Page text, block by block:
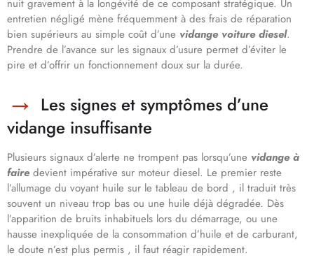
nuit gravement à la longévité de ce composant stratégique. Un
entretien négligé mène fréquemment à des frais de réparation
bien supérieurs au simple coût d’une vidange voiture diesel.
Prendre de l’avance sur les signaux d’usure permet d’éviter le
pire et d’offrir un fonctionnement doux sur la durée.
Les signes et symptômes d’une
vidange insuffisante
Plusieurs signaux d’alerte ne trompent pas lorsqu’une vidange à
faire devient impérative sur moteur diesel. Le premier reste
l’allumage du voyant huile sur le tableau de bord , il traduit très
souvent un niveau trop bas ou une huile déjà dégradée. Dès
l’apparition de bruits inhabituels lors du démarrage, ou une
hausse inexpliquée de la consommation d’huile et de carburant,
le doute n’est plus permis , il faut réagir rapidement.